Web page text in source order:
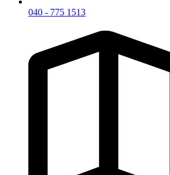
040 - 775 1513